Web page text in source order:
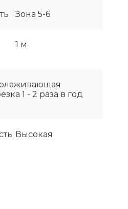
Зона 5-6
1 м
1 - 2 раза в год
Высокая